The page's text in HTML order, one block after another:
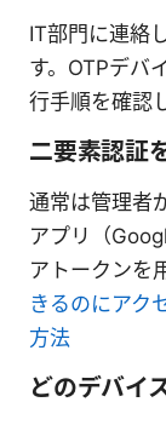
IT部門に連絡
す。OTPデバ
行手順を確認
二要素認証
通常は管理者
アプリ（
アトークンを
きるのにアク
方法
どのデバイ